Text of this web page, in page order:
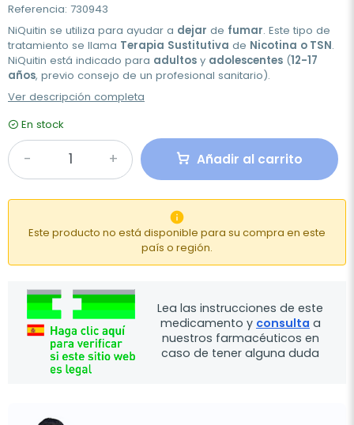
Referencia: 730943
NiQuitin se utiliza para ayudar a dejar de fumar. Este tipo de
tratamiento se llama Terapia Sustitutiva de Nicotina o TSN.
NiQuitin está indicado para adultos y adolescentes (12-17
años, previo consejo de un profesional sanitario).
Ver descripción completa
En stock
Añadir al carrito

Este producto no está disponible para su compra en este
país o región.
Lea las instrucciones de este
medicamento y consulta a
nuestros farmacéuticos en
caso de tener alguna duda